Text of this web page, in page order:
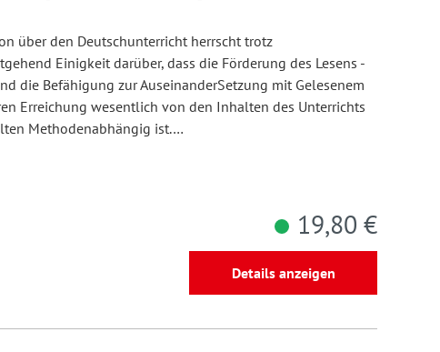
über den Deutschunterricht herrscht trotz
Einigkeit darüber, dass die Förderung des Lesens -
die Befähigung zur AuseinanderSetzung mit Gelesenem
Erreichung wesentlich von den Inhalten des Unterrichts
Methodenabhängig ist.…
19,80 €
Details anzeigen